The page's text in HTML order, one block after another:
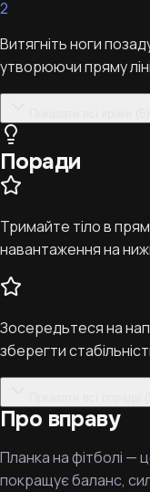
2
Витягніть ноги
утворюючи пряму
Поради
Тримайте тіло в
навантаження на
Зосередьтеся на
зберегти
Про вправу
Планка на фітболі —
покращує баланс,